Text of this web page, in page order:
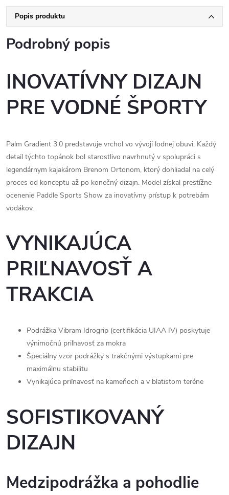
Popis produktu
Podrobný popis
INOVATÍVNY DIZAJN
PRE VODNÉ ŠPORTY
Palm Gradient 3.0 predstavuje vrchol vo vývoji lodnej obuvi. Každý
detail týchto topánok bol starostlivo navrhnutý v spolupráci s
legendárnym kajakárom Brenom Ortonom, ktorý dohliadal na celý
proces od konceptu až po konečný dizajn. Model získal prestížne
ocenenie Paddle Sports Show za inovatívny prístup k potrebám
vodákov.
VYNIKAJÚCA
PRIĽNAVOSŤ A
TRAKCIA
Podrážka Vibram Idrogrip (certifikácia UIAA IV) poskytuje
výnimočnú priľnavosť za mokra
Špeciálny vzor podrážky s trakčnými výstupkami pre
maximálnu stabilitu
Vynikajúca priľnavosť na kameňoch a v blatistom teréne
SOFISTIKOVANÝ
DIZAJN
Medzipodrážka a pohodlie